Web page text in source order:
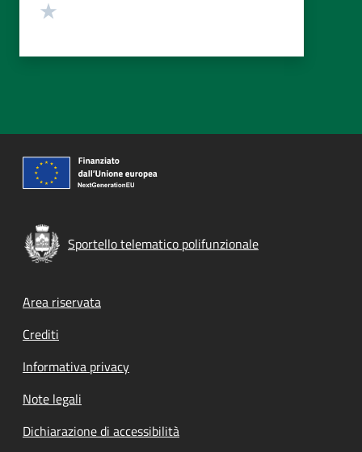
Sportello telematico polifunzionale
Footer menu
Area riservata
Crediti
Informativa privacy
Note legali
Dichiarazione di accessibilità